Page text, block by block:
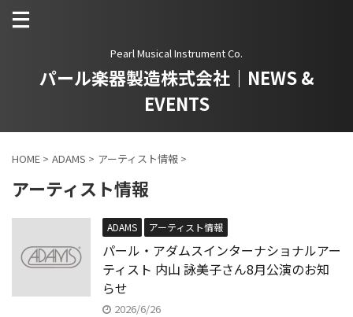
Pearl Musical Instrument Co.
パール楽器製造株式会社｜NEWS &
EVENTS
HOME > ADAMS > アーティスト情報 >
アーティスト情報
ADAMS アーティスト情報
パール・アダムスインターナショナルアー
ティスト 内山 詠美子さん8月公演のお知
らせ
2026/6/26